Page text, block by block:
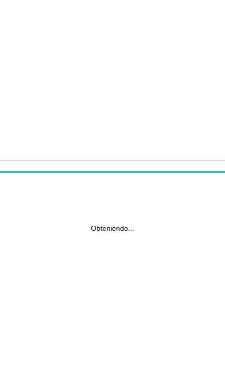
Obteniendo...